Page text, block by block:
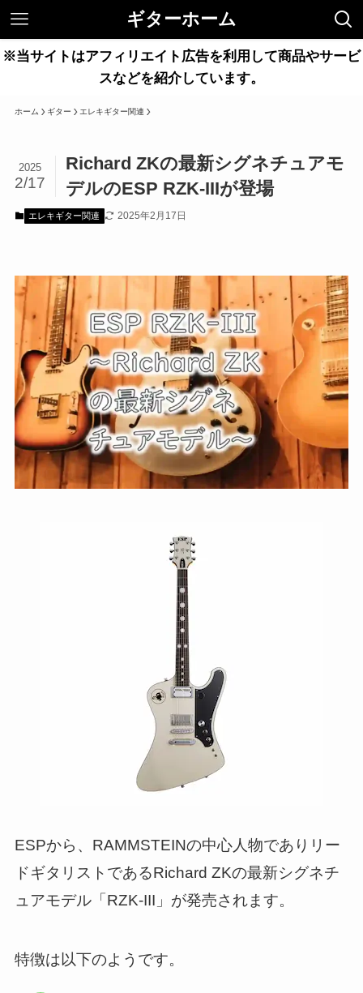
ギターホーム
※当サイトはアフィリエイト広告を利用して商品やサービ
スなどを紹介しています。
ホーム ギター エレキギター関連
Richard ZKの最新シグネチュアモ
デルのESP RZK-IIIが登場
2025
2/17
エレキギター関連 2025年2月17日
ESPから、RAMMSTEINの中心人物でありリー
ドギタリストであるRichard ZKの最新シグネチ
ュアモデル「RZK-III」が発売されます。
特徴は以下のようです。